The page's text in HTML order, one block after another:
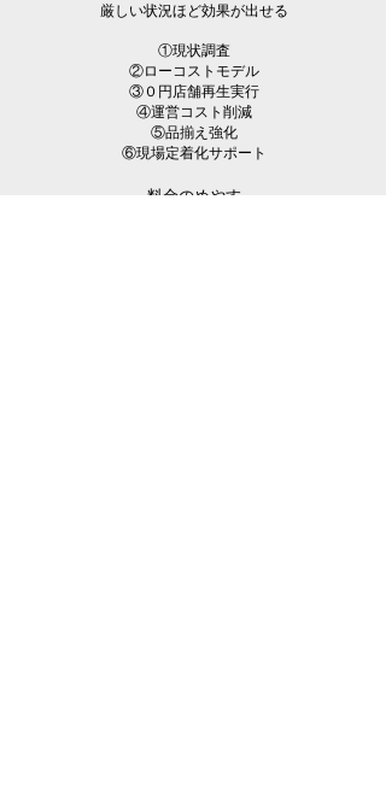
厳しい状況ほど効果が出せる
①現状調査
②ローコストモデル
③０円店舗再生実行
④運営コスト削減
⑤品揃え強化
⑥現場定着化サポート
料金のめやす